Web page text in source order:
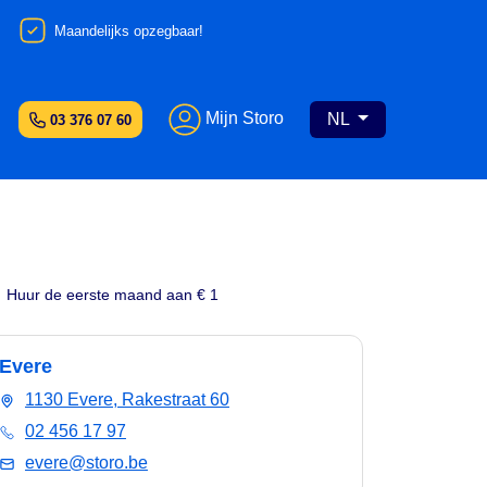
Maandelijks opzegbaar!
03 376 07 60 Mijn Storo NL
Huur de eerste maand aan € 1
Evere
1130 Evere, Rakestraat 60
02 456 17 97
evere@storo.be